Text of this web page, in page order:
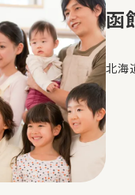
函
北海